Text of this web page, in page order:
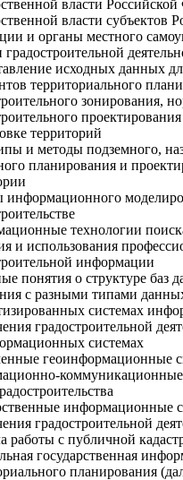
власти
власти субъектов
и органы местного
градостроительной
исходных данных
территориального
зонирования,
территорий
и методы подземного,
планирования и
информационного
технологии
и использования
информации
понятия о структуре баз
с разными типами
системах
градостроительной
системах
геоинформационные
коммуникационные
информационные
градостроительной
работы с публичной
государственная
планирования